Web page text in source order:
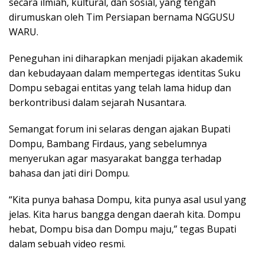
dirumuskan oleh Tim Persiapan bernama NGGUSU
WARU.
Peneguhan ini diharapkan menjadi pijakan akademik
dan kebudayaan dalam mempertegas identitas Suku
Dompu sebagai entitas yang telah lama hidup dan
berkontribusi dalam sejarah Nusantara.
Semangat forum ini selaras dengan ajakan Bupati
Dompu, Bambang Firdaus, yang sebelumnya
menyerukan agar masyarakat bangga terhadap
bahasa dan jati diri Dompu.
“Kita punya bahasa Dompu, kita punya asal usul yang
jelas. Kita harus bangga dengan daerah kita. Dompu
hebat, Dompu bisa dan Dompu maju,” tegas Bupati
dalam sebuah video resmi.